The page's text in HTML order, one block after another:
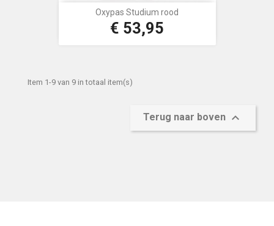
Oxypas Studium rood
Prijs
€ 53,95
Item 1-9 van 9 in totaal item(s)
Terug naar boven 